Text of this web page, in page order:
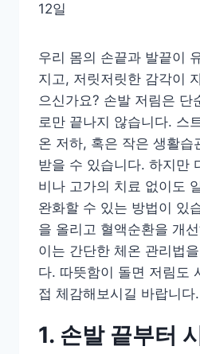
12일
우리 몸의 손끝과 발끝이
지고, 저릿저릿한 감각이
으신가요? 손발 저림은 단
로만 끝나지 않습니다. 스
온 저하, 혹은 작은 생활습
받을 수 있습니다. 하지만
비나 고가의 치료 없이도
완화할 수 있는 방법이 있
을 올리고 혈액순환을 개
이는 간단한 체온 관리법
다. 따뜻함이 돌면 저림도
접 체감해보시길 바랍니다.
1. 손발 끝부터